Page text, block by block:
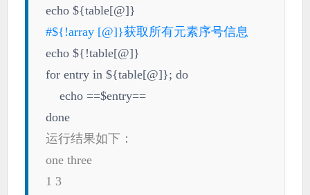
echo ${table[@]}
#${!array [@]}获取所有元素序号信息
echo ${!table[@]}
for entry in ${table[@]}; do
echo ==$entry==
done
运行结果如下：
one three
1 3